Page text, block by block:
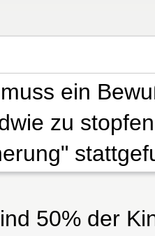
ein
zu
50% der